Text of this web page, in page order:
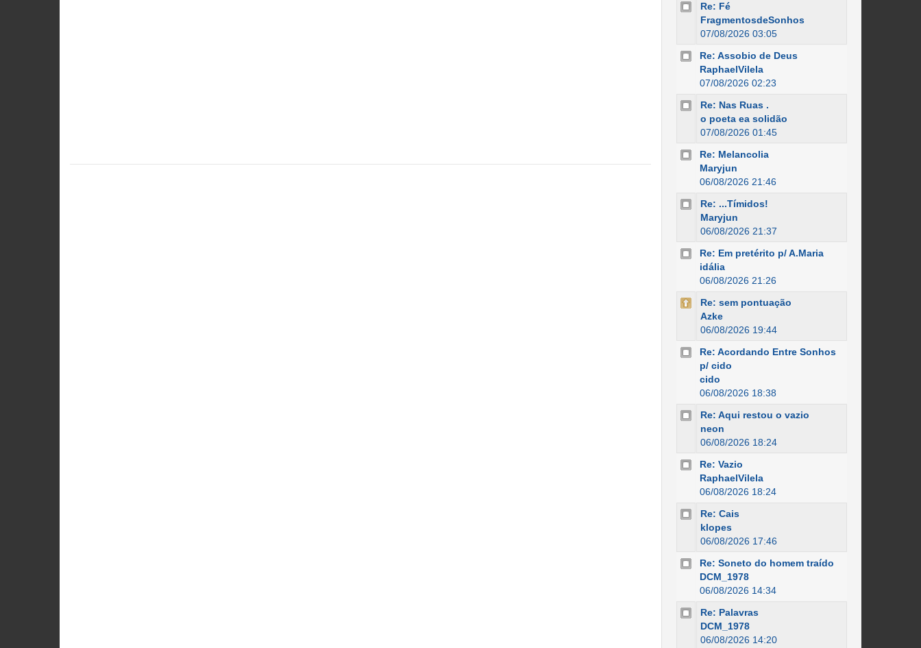
Re: Fé
FragmentosdeSonhos
07/08/2026 03:05
Re: Assobio de Deus
RaphaelVilela
07/08/2026 02:23
Re: Nas Ruas .
o poeta ea solidão
07/08/2026 01:45
Re: Melancolia
Maryjun
06/08/2026 21:46
Re: ...Tímidos!
Maryjun
06/08/2026 21:37
Re: Em pretérito p/ A.Maria
idália
06/08/2026 21:26
Re: sem pontuação
Azke
06/08/2026 19:44
Re: Acordando Entre Sonhos
p/ cido
cido
06/08/2026 18:38
Re: Aqui restou o vazio
neon
06/08/2026 18:24
Re: Vazio
RaphaelVilela
06/08/2026 18:24
Re: Cais
klopes
06/08/2026 17:46
Re: Soneto do homem traído
DCM_1978
06/08/2026 14:34
Re: Palavras
DCM_1978
06/08/2026 14:20